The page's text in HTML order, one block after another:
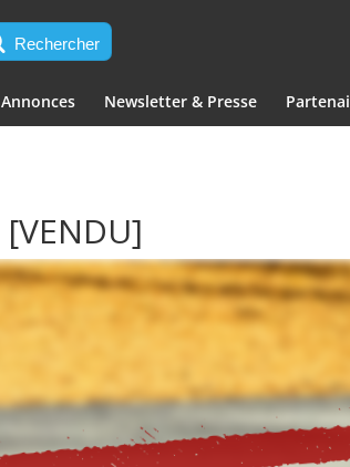
Rechercher
Annonces Newsletter & Presse
[VENDU]